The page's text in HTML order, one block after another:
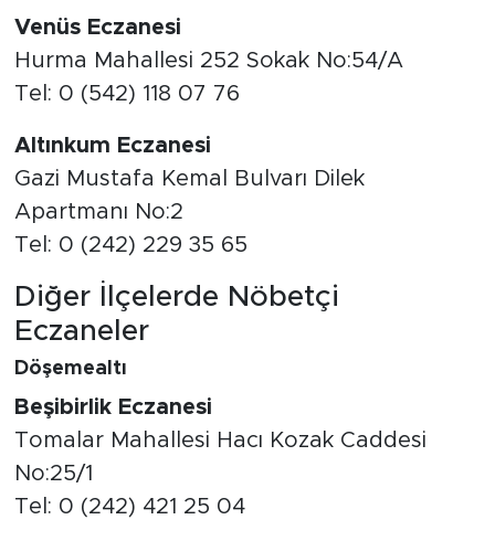
Venüs Eczanesi
Hurma Mahallesi 252 Sokak No:54/A
Tel: 0 (542) 118 07 76
Altınkum Eczanesi
Gazi Mustafa Kemal Bulvarı Dilek
Apartmanı No:2
Tel: 0 (242) 229 35 65
Diğer İlçelerde Nöbetçi
Eczaneler
Döşemealtı
Beşibirlik Eczanesi
Tomalar Mahallesi Hacı Kozak Caddesi
No:25/1
Tel: 0 (242) 421 25 04